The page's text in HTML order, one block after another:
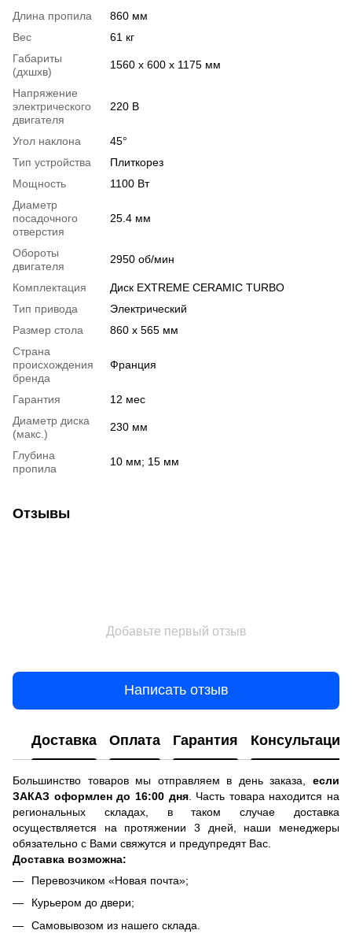
Длина пропила
860 мм
Вес
61 кг
Габариты
(дхшхв)
1560 х 600 х 1175 мм
Напряжение
электрического
двигателя
220 В
Угол наклона
45°
Тип устройства
Плиткорез
Мощность
1100 Вт
Диаметр
посадочного
отверстия
25.4 мм
Обороты
двигателя
2950 об/мин
Комплектация
Диск EXTREME CERAMIC TURBO
Тип привода
Электрический
Размер стола
860 х 565 мм
Страна
происхождения
бренда
Франция
Гарантия
12 мес
Диаметр диска
(макс.)
230 мм
Глубина
пропила
10 мм; 15 мм
Отзывы
Добавьте первый отзыв
Написать отзыв
Доставка Оплата Гарантия Консультация
Большинство товаров мы отправляем в день заказа, если
ЗАКАЗ оформлен до 16:00 дня. Часть товара находится на
региональных складах, в таком случае доставка
осуществляется на протяжении 3 дней, наши менеджеры
обязательно с Вами свяжутся и предупредят Вас.
Доставка возможна:
Перевозчиком «Новая почта»;
Курьером до двери;
Самовывозом из нашего склада.